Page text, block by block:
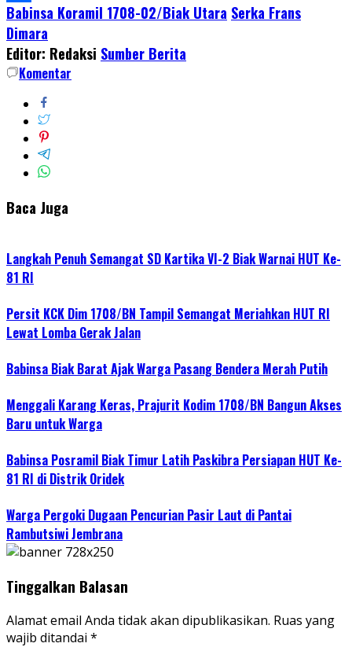
Share
Babinsa Koramil 1708-02/Biak Utara Serka Frans
Dimara
Editor: Redaksi Sumber Berita
Komentar
Baca Juga
Langkah Penuh Semangat SD Kartika VI-2 Biak Warnai HUT Ke-
81 RI
Persit KCK Dim 1708/BN Tampil Semangat Meriahkan HUT RI
Lewat Lomba Gerak Jalan
Babinsa Biak Barat Ajak Warga Pasang Bendera Merah Putih
Menggali Karang Keras, Prajurit Kodim 1708/BN Bangun Akses
Baru untuk Warga
Babinsa Posramil Biak Timur Latih Paskibra Persiapan HUT Ke-
81 RI di Distrik Oridek
Warga Pergoki Dugaan Pencurian Pasir Laut di Pantai
Rambutsiwi Jembrana
Tinggalkan Balasan
Alamat email Anda tidak akan dipublikasikan. Ruas yang
wajib ditandai *